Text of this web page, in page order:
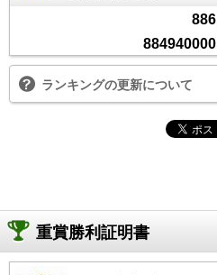
886
884940000
ランキングの更新について
重賞勝利証明書